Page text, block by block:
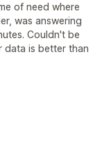
of need where
was answering
Couldn't be
data is better than